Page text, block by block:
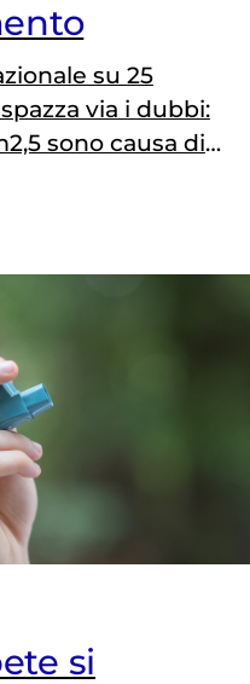
su 25
via i dubbi:
sono causa di
si